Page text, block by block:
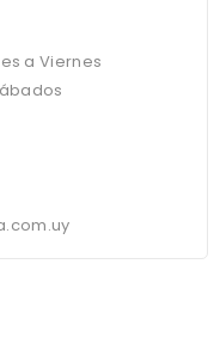
a Viernes